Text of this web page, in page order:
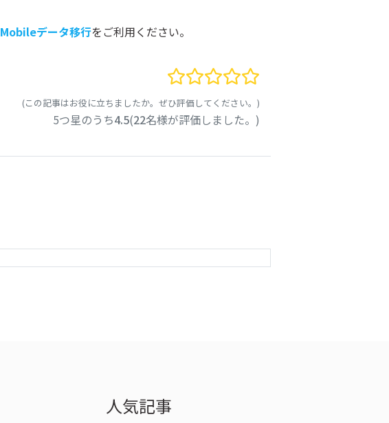
Mobileデータ移行をご利用ください。
(この記事はお役に立ちましたか。ぜひ評価してください。)
5つ星のうち4.5(22名様が評価しました。)
人気記事